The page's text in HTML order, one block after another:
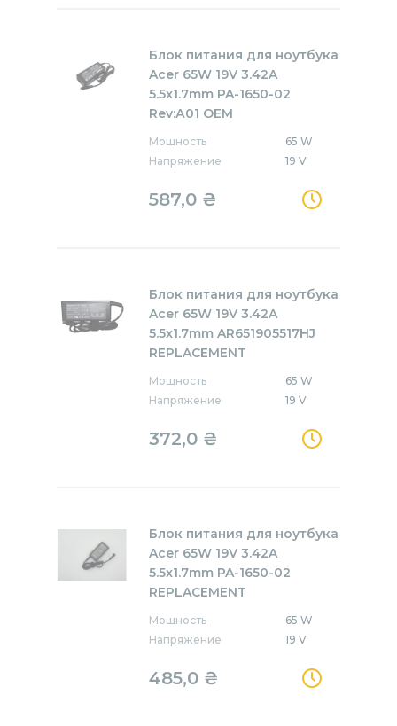
Блок питания для ноутбука
Acer 65W 19V 3.42A
5.5x1.7mm PA-1650-02
Rev:А01 OEM
Мощность
65 W
Напряжение
19 V
587,0 ₴
Блок питания для ноутбука
Acer 65W 19V 3.42A
5.5x1.7mm AR651905517HJ
REPLACEMENT
Мощность
65 W
Напряжение
19 V
372,0 ₴
Блок питания для ноутбука
Acer 65W 19V 3.42A
5.5x1.7mm PA-1650-02
REPLACEMENT
Мощность
65 W
Напряжение
19 V
485,0 ₴